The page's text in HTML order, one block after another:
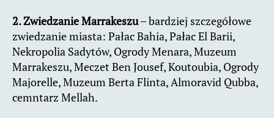
2. Zwiedzanie Marrakeszu– bardziej szczegółowe
zwiedzanie miasta: Pałac Bahia, Pałac El Barii,
Nekropolia Sadytów, Ogrody Menara, Muzeum
Marrakeszu, Meczet Ben Jousef, Koutoubia, Ogrody
Majorelle, Muzeum Berta Flinta, Almoravid Qubba,
cemntarz Mellah.